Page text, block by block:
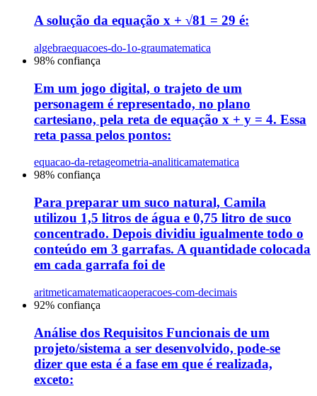
A solução da equação x + √81 = 29 é:
algebraequacoes-do-1o-graumatematica
98% confiança
Em um jogo digital, o trajeto de um
personagem é representado, no plano
cartesiano, pela reta de equação x + y = 4. Essa
reta passa pelos pontos:
equacao-da-retageometria-analiticamatematica
98% confiança
Para preparar um suco natural, Camila
utilizou 1,5 litros de água e 0,75 litro de suco
concentrado. Depois dividiu igualmente todo o
conteúdo em 3 garrafas. A quantidade colocada
em cada garrafa foi de
aritmeticamatematicaoperacoes-com-decimais
92% confiança
Análise dos Requisitos Funcionais de um
projeto/sistema a ser desenvolvido, pode-se
dizer que esta é a fase em que é realizada,
exceto: